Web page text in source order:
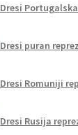
Dresi
Dresi puran
Dresi Romuniji
Dresi Rusija